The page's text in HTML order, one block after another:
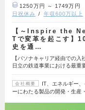
1250万円 ～ 1749万円
日祝休み
年収600万以上
【～Inspire the
Tで変革を起こす】
史を通…
【パソナキャリア経由での入
日立の鉄道事業における最重
会社概要
IT、エネルギー
ーにわたる製品の開発・生産